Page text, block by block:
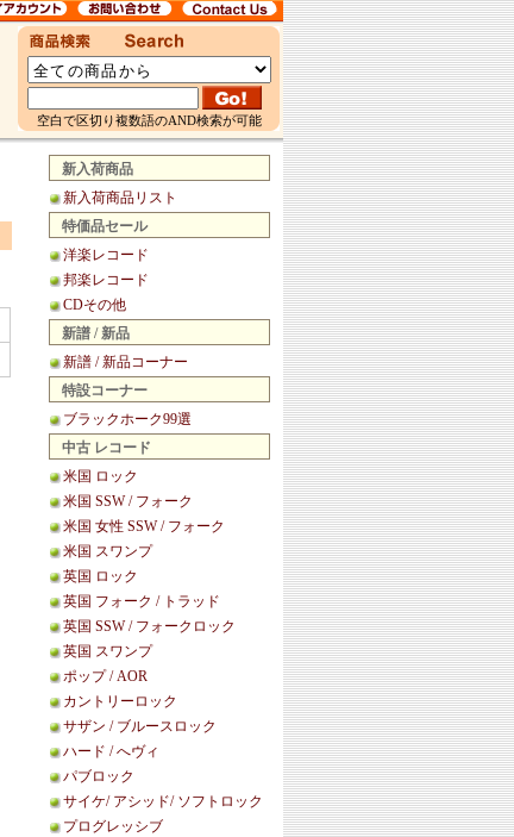
空白で区切り複数語のAND検索が可能
新入荷商品
新入荷商品リスト
特価品セール
洋楽レコード
邦楽レコード
CDその他
新譜 / 新品
新譜 / 新品コーナー
特設コーナー
ブラックホーク99選
中古 レコード
米国 ロック
米国 SSW / フォーク
米国 女性 SSW / フォーク
米国 スワンプ
英国 ロック
英国 フォーク / トラッド
英国 SSW / フォークロック
英国 スワンプ
ポップ / AOR
カントリーロック
サザン / ブルースロック
ハード / へヴィ
パブロック
サイケ/ アシッド/ ソフトロック
プログレッシブ